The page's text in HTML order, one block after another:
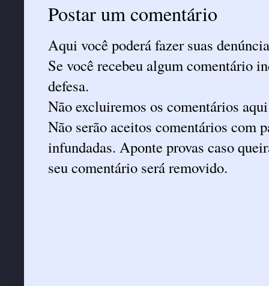
Postar um comentário
Aqui você poderá fazer suas
Se você recebeu algum comentário
defesa.
Não excluiremos os comentários
Não serão aceitos comentários com
infundadas. Aponte provas caso
seu comentário será removido.